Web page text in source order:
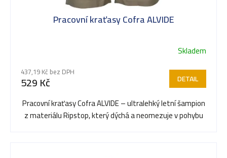
Pracovní kraťasy Cofra ALVIDE
Skladem
437,19 Kč bez DPH
529 Kč DETAIL
Pracovní kraťasy Cofra ALVIDE – ultralehký letní šampion
z materiálu Ripstop, který dýchá a neomezuje v pohybu